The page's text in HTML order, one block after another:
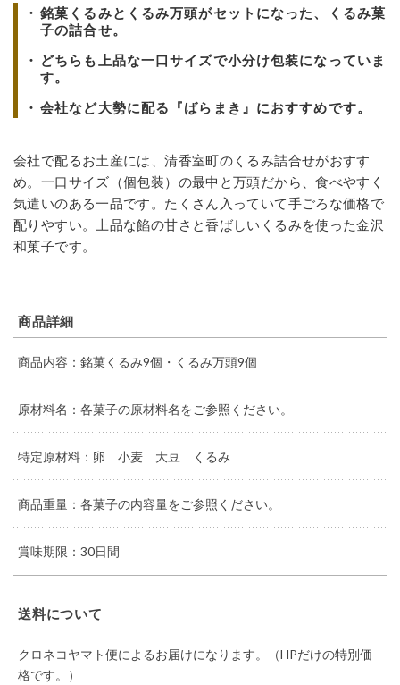
銘菓くるみとくるみ万頭がセットになった、くるみ菓
子の詰合せ。
どちらも上品な一口サイズで小分け包装になっていま
す。
会社など大勢に配る『ばらまき』におすすめです。
会社で配るお土産には、清香室町のくるみ詰合せがおすす
め。一口サイズ（個包装）の最中と万頭だから、食べやすく
気遣いのある一品です。たくさん入っていて手ごろな価格で
配りやすい。上品な餡の甘さと香ばしいくるみを使った金沢
和菓子です。
商品詳細
商品内容：銘菓くるみ9個・くるみ万頭9個
原材料名：各菓子の原材料名をご参照ください。
特定原材料：卵 小麦 大豆 くるみ
商品重量：各菓子の内容量をご参照ください。
賞味期限：30日間
送料について
クロネコヤマト便によるお届けになります。（HPだけの特別価
格です。）